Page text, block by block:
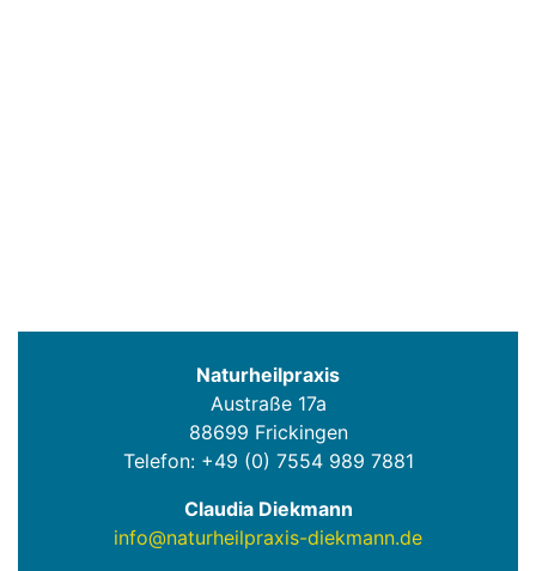
Naturheilpraxis
Austraße 17a
88699 Frickingen
Telefon: +49 (0) 7554 989 7881
Claudia Diekmann
info@naturheilpraxis-diekmann.de